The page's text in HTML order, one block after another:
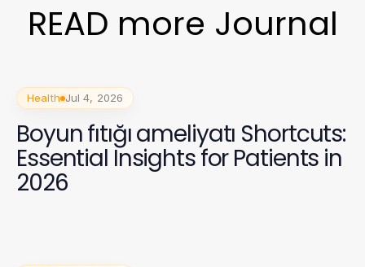
READ more Journal
Health Jul 4, 2026
Boyun fıtığı ameliyatı Shortcuts:
Essential Insights for Patients in
2026